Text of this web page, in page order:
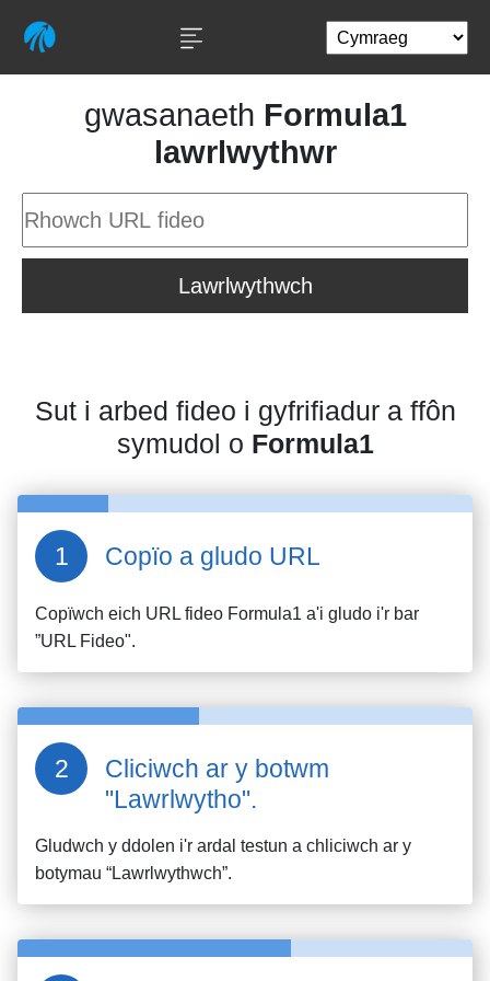
gwasanaeth Formula1
lawrlwythwr
Lawrlwythwch
Sut i arbed fideo i gyfrifiadur a ffôn
symudol o Formula1
Copïo a gludo URL
Copïwch eich URL fideo Formula1 a'i gludo i'r bar
”URL Fideo".
Cliciwch ar y botwm
"Lawrlwytho".
Gludwch y ddolen i'r ardal testun a chliciwch ar y
botymau “Lawrlwythwch”.